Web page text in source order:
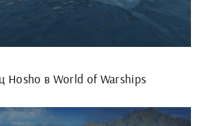
Hosho в World of Warships